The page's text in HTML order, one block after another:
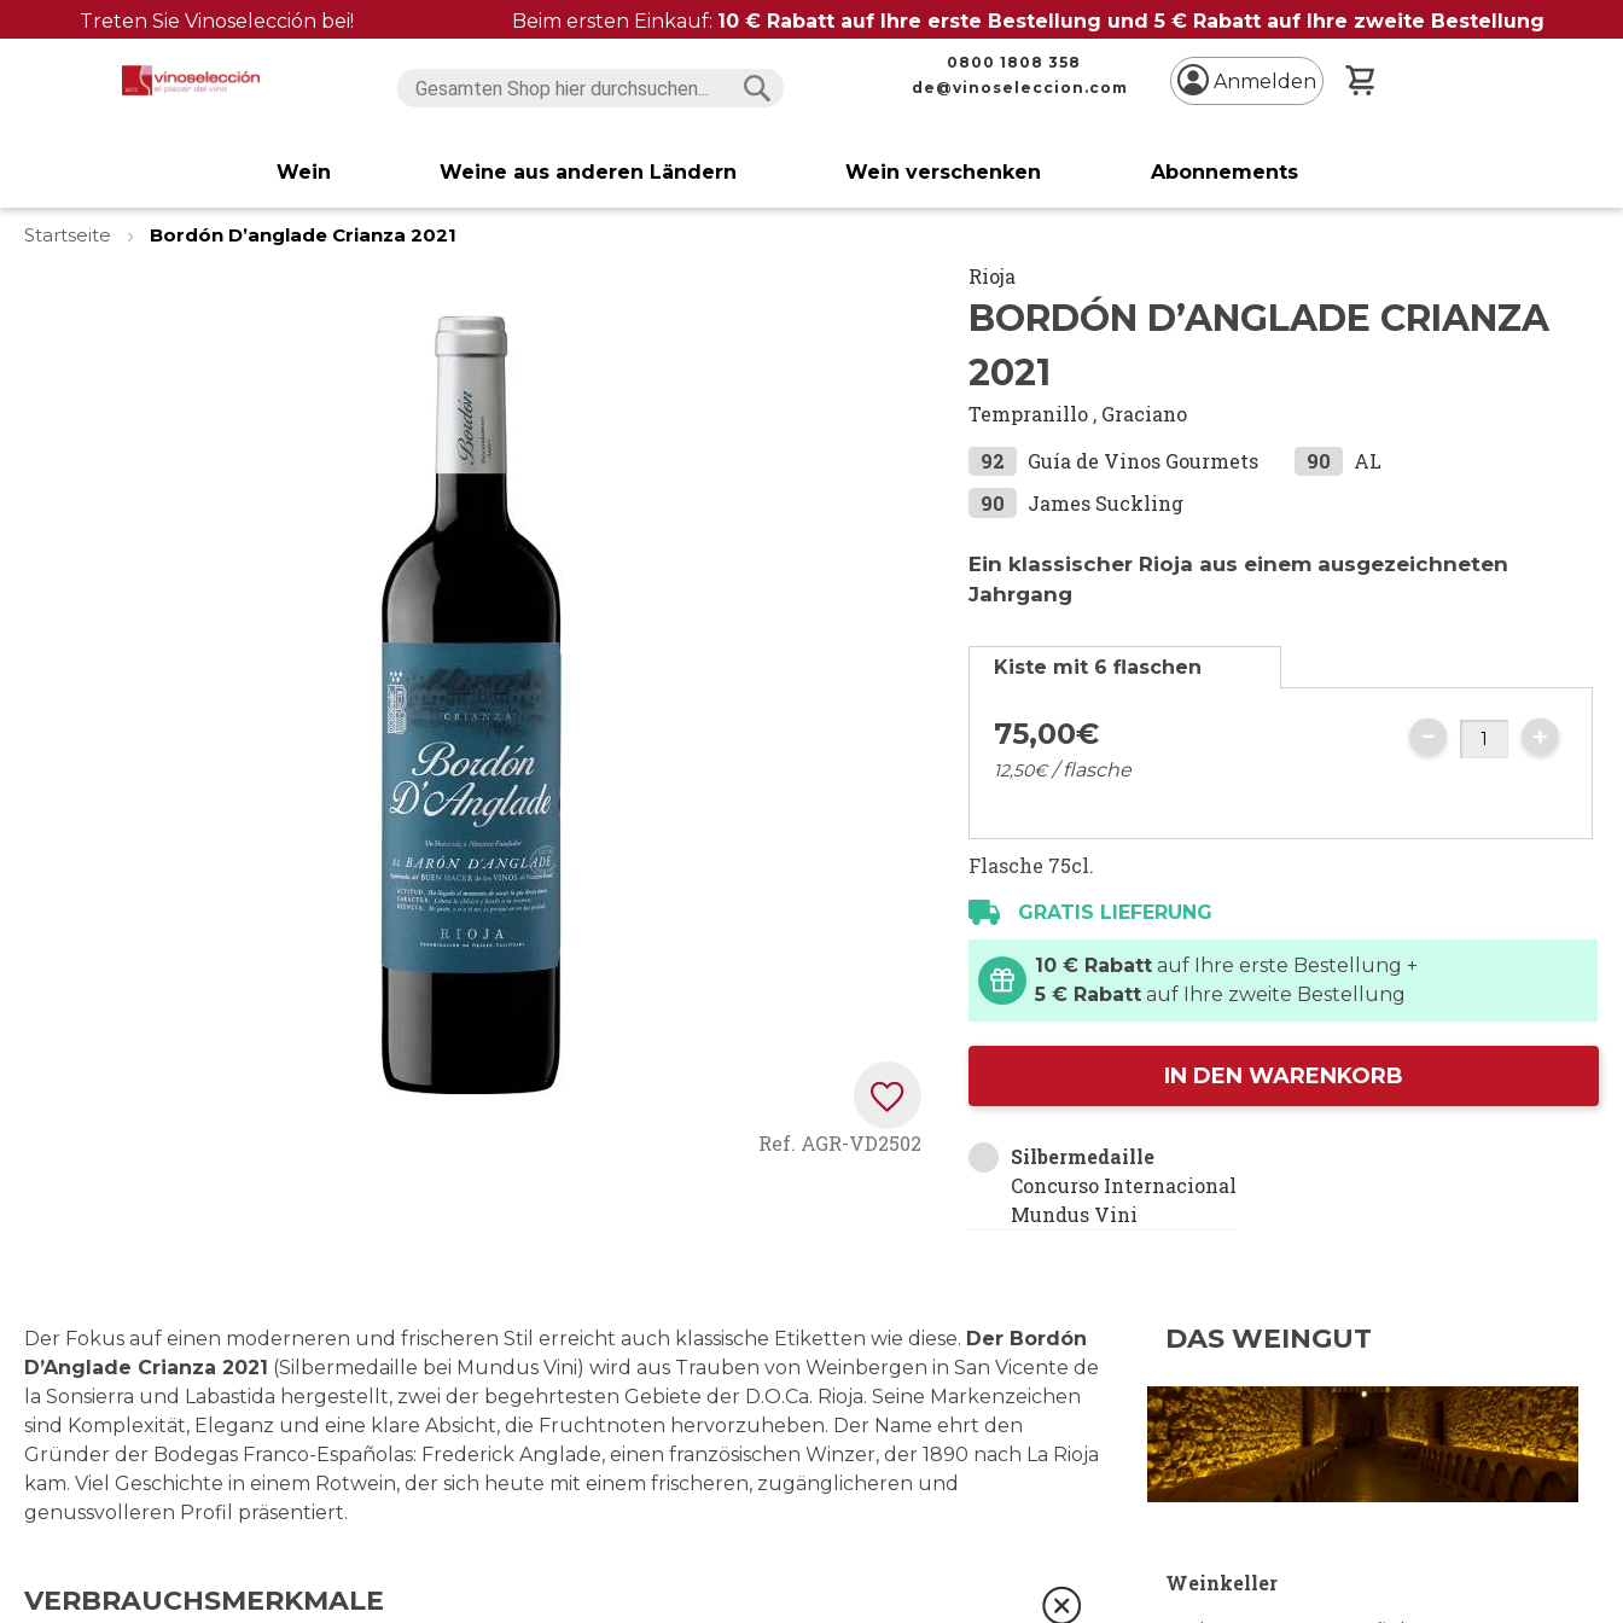
Treten Sie Vinoselección bei! Beim ersten Einkauf: 10 € Rabatt auf Ihre erste Bestellung und 5 € Rabatt auf Ihre zweite Bestellung
0800 1808 358
de@vinoseleccion.com
Anmelden
Wein Weine aus anderen Ländern Wein verschenken Abonnements
Startseite
Bordón D’anglade Crianza 2021
Ref. AGR-VD2502
Rioja
BORDÓN D’ANGLADE CRIANZA
2021
Tempranillo , Graciano
92
Guía de Vinos Gourmets 90
AL
90
James Suckling
Ein klassischer Rioja aus einem ausgezeichneten
Jahrgang
Kiste mit 6 flaschen
75,00€
12,50€/ flasche
Flasche 75cl.
GRATIS LIEFERUNG
10 € Rabatt auf Ihre erste Bestellung +
5 € Rabatt auf Ihre zweite Bestellung
IN DEN WARENKORB
Silbermedaille
Concurso Internacional
Mundus Vini
Der Fokus auf einen moderneren und frischeren Stil erreicht auch klassische Etiketten wie diese. Der Bordón
D’Anglade Crianza 2021 (Silbermedaille bei Mundus Vini) wird aus Trauben von Weinbergen in San Vicente de
la Sonsierra und Labastida hergestellt, zwei der begehrtesten Gebiete der D.O.Ca. Rioja. Seine Markenzeichen
sind Komplexität, Eleganz und eine klare Absicht, die Fruchtnoten hervorzuheben. Der Name ehrt den
Gründer der Bodegas Franco-Españolas: Frederick Anglade, einen französischen Winzer, der 1890 nach La Rioja
kam. Viel Geschichte in einem Rotwein, der sich heute mit einem frischeren, zugänglicheren und
genussvolleren Profil präsentiert.
VERBRAUCHSMERKMALE
DAS WEINGUT
Weinkeller